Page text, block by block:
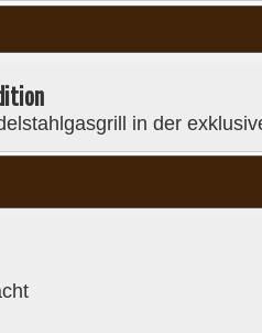
- Freitag
VIDEOS
in der